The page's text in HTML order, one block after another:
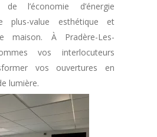
l’économie d’énergie
plus-value esthétique et
maison. À Pradère-Les-
vos interlocuteurs
vos ouvertures en
lumière.